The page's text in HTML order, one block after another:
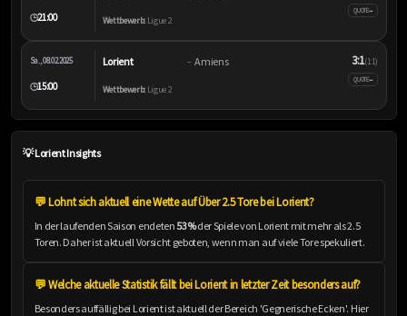
🕒21:00 Wettbewerb:Ligue 2
QUOTE–
Sa., 08.02.2025
🕒15:00
Lorient – Amiens
Wettbewerb:Ligue 2
3:1(1:1)
QUOTE–
💡 Lorient Insights
💬 Lohnt sich aktuell eine Wette auf Über 2.5 Tore bei Lorient?
In der laufenden Saison endeten53%der Spiele von Lorient mit mehr als 2.5
Toren. Daher ist aktuell Vorsicht geboten, wenn man auf viele Tore spekuliert.
💬 Welche aktuelle Statistik fällt bei Lorient in letzter Zeit besonders auf?
Besonders auffällig bei Lorient ist aktuell der Bereich 'Gegnerische Ecken'. Hier